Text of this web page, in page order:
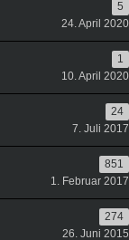
5
24. April 2020
1
10. April 2020
24
7. Juli 2017
851
1. Februar 2017
274
26. Juni 2015